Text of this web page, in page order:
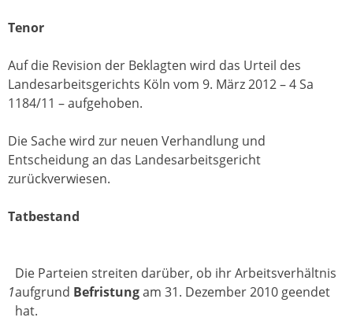
Tenor
Auf die Revision der Beklagten wird das Urteil des
Landesarbeitsgerichts Köln vom 9. März 2012 – 4 Sa
1184/11 – aufgehoben.
Die Sache wird zur neuen Verhandlung und
Entscheidung an das Landesarbeitsgericht
zurückverwiesen.
Tatbestand
1
Die Parteien streiten darüber, ob ihr Arbeitsverhältnis
aufgrund Befristungam 31. Dezember 2010 geendet
hat.